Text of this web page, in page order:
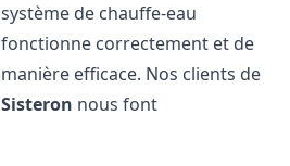
système de chauffe-eau
fonctionne correctement et de
manière efficace. Nos clients de
Sisteron nous font